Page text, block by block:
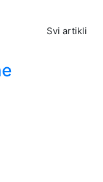
Svi artikli